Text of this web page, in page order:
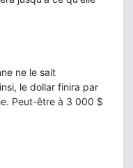
ne le sait
le dollar finira par
Peut-être à 3 000 $